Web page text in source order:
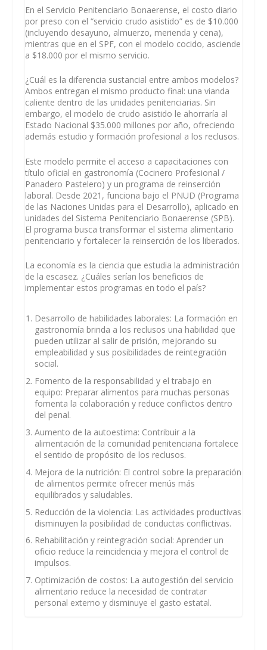
En el Servicio Penitenciario Bonaerense, el costo diario
por preso con el “servicio crudo asistido” es de $10.000
(incluyendo desayuno, almuerzo, merienda y cena),
mientras que en el SPF, con el modelo cocido, asciende
a $18.000 por el mismo servicio.
¿Cuál es la diferencia sustancial entre ambos modelos?
Ambos entregan el mismo producto final: una vianda
caliente dentro de las unidades penitenciarias. Sin
embargo, el modelo de crudo asistido le ahorraría al
Estado Nacional $35.000 millones por año, ofreciendo
además estudio y formación profesional a los reclusos.
Este modelo permite el acceso a capacitaciones con
título oficial en gastronomía (Cocinero Profesional /
Panadero Pastelero) y un programa de reinserción
laboral. Desde 2021, funciona bajo el PNUD (Programa
de las Naciones Unidas para el Desarrollo), aplicado en
unidades del Sistema Penitenciario Bonaerense (SPB).
El programa busca transformar el sistema alimentario
penitenciario y fortalecer la reinserción de los liberados.
La economía es la ciencia que estudia la administración
de la escasez. ¿Cuáles serían los beneficios de
implementar estos programas en todo el país?
Desarrollo de habilidades laborales: La formación en
gastronomía brinda a los reclusos una habilidad que
pueden utilizar al salir de prisión, mejorando su
empleabilidad y sus posibilidades de reintegración
social.
Fomento de la responsabilidad y el trabajo en
equipo: Preparar alimentos para muchas personas
fomenta la colaboración y reduce conflictos dentro
del penal.
Aumento de la autoestima: Contribuir a la
alimentación de la comunidad penitenciaria fortalece
el sentido de propósito de los reclusos.
Mejora de la nutrición: El control sobre la preparación
de alimentos permite ofrecer menús más
equilibrados y saludables.
Reducción de la violencia: Las actividades productivas
disminuyen la posibilidad de conductas conflictivas.
Rehabilitación y reintegración social: Aprender un
oficio reduce la reincidencia y mejora el control de
impulsos.
Optimización de costos: La autogestión del servicio
alimentario reduce la necesidad de contratar
personal externo y disminuye el gasto estatal.